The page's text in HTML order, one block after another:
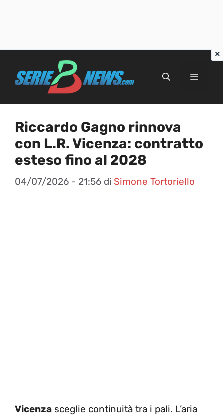
Menu
Riccardo Gagno rinnova
con L.R. Vicenza: contratto
esteso fino al 2028
04/07/2026 - 21:56 di Simone Tortoriello
Vicenza sceglie continuità tra i pali. L’aria